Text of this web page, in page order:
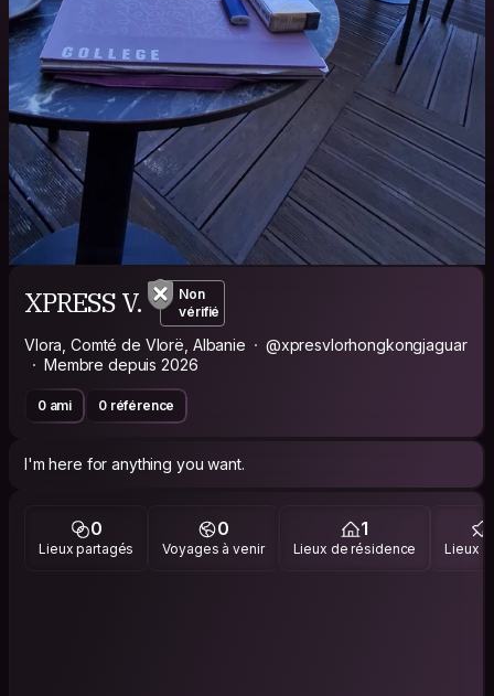
XPRESS V.
Non
vérifié
Vlora, Comté de Vlorë, Albanie
@xpresvlorhongkongjaguar
Membre depuis 2026
0 ami 0 référence
I'm here for anything you want.
0
Lieux partagés
0
Voyages à venir
1
Lieux de résidence Lieux